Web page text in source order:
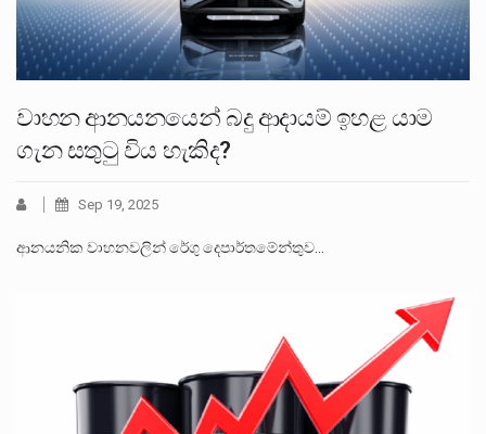
වාහන ආනයනයෙන් බදු ආදායම් ඉහළ යාම
ගැන සතුටු විය හැකිද?
Sep 19, 2025
ආනයනික වාහනවලින් රේගු දෙපාර්තමේන්තුව…